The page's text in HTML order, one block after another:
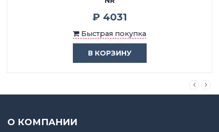
₽ 4031
Быстрая покупка
В КОРЗИНУ
О КОМПАНИИ